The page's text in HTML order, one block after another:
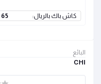
البائع
CHI
كاش باك بالريال: 65